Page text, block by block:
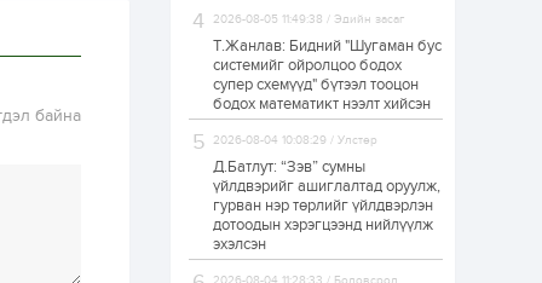
байна
Европ дахь
монголчуудын
соёлын наадам
боллоо
1 өдөр 2 0
Өнгөрсөн сард
1,439.2 кг үнэт
металл худалдан
авчээ
2026-08-05 11:49:38 / Эдийн засаг
Т.Жанлав: Бидний "Шугаман бус
системийг ойролцоо бодох
супер схемүүд" бүтээл тооцон
бодох математикт нээлт хийсэн
2026-08-04 10:08:29 / Улстөр
Д.Батлут: “Зэв” сумны
үйлдвэрийг ашиглалтад оруулж,
гурван нэр төрлийг үйлдвэрлэн
дотоодын хэрэгцээнд нийлүүлж
эхэлсэн